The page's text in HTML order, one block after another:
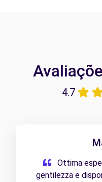
4.7
Ottima
gentilezza e